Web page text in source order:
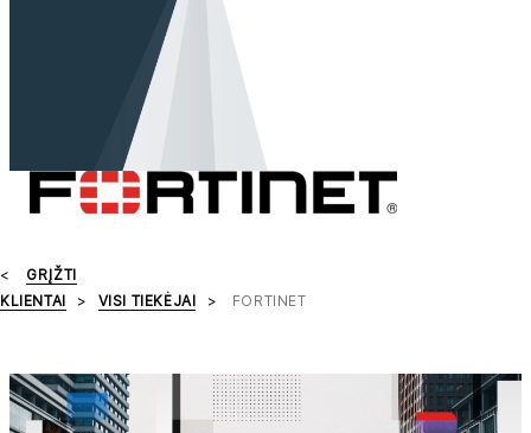
GRĮŽTI
KLIENTAI
VISI TIEKĖJAI FORTINET